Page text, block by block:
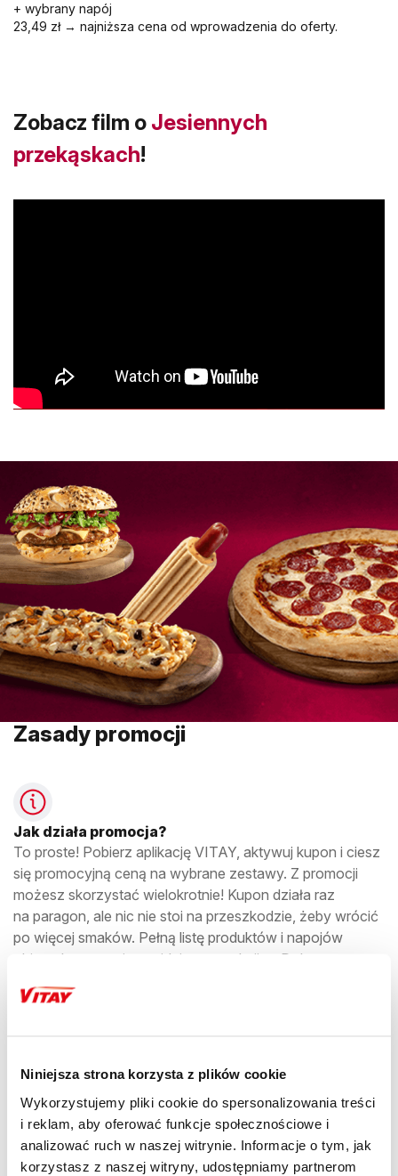
Niniejsza strona korzysta z plików cookie
Wykorzystujemy pliki cookie do spersonalizowania treści
i reklam, aby oferować funkcje społecznościowe i
analizować ruch w naszej witrynie. Informacje o tym, jak
korzystasz z naszej witryny, udostępniamy partnerom
+ wybrany napój
23,49 zł → najniższa cena od wprowadzenia do oferty.
Zobacz film o Jesiennych
przekąskach!
Zasady promocji
Jak działa promocja?
To proste! Pobierz aplikację VITAY, aktywuj kupon i ciesz
się promocyjną ceną na wybrane zestawy. Z promocji
możesz skorzystać wielokrotnie! Kupon działa raz
na paragon, ale nic nie stoi na przeszkodzie, żeby wrócić
po więcej smaków. Pełną listę produktów i napojów
objętych promocją znajdziesz w sekcji → Dokumenty
Od 1 października do 30 listopada 2025 roku lub